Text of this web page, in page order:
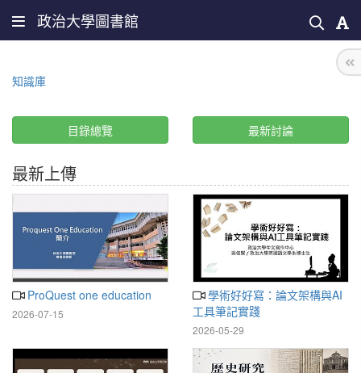
政治大學圖書館
知識庫
目錄總覽 最新討論
最新上傳
ProQuest one education
2026-07-15
學術好好寫：論文架構與AI
工具筆記實踐
2026-05-29